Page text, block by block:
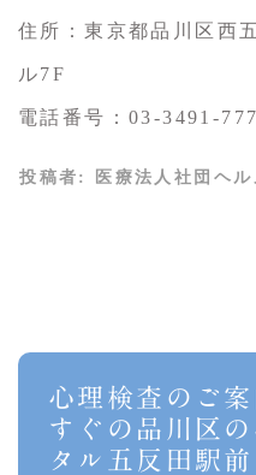
住所：東京都品川区西
ル7F
電話番号：03-3491-
投稿者: 医療法人社団ヘ
心理検査のご
すぐの品川区
タル五反田駅